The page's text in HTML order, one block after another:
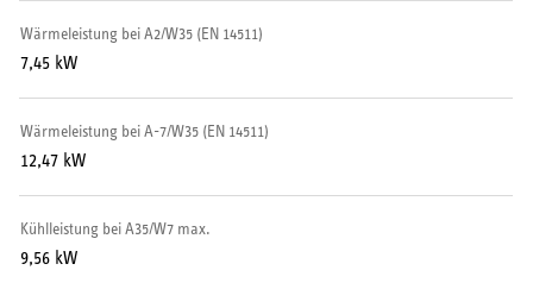
Kochendwassergeräte
Händetrockner
LÜFTEN
Wärmeleistung bei A2/W35 (EN 14511)
7,45 kW
Wärmeleistung bei A-7/W35 (EN 14511)
12,47 kW
Kühlleistung bei A35/W7 max.
9,56 kW